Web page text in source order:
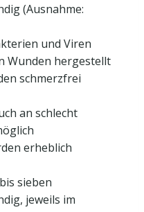
(Ausnahme:
und Viren
Wunden hergestellt
schmerzfrei
an schlecht
erheblich
sieben
jeweils im